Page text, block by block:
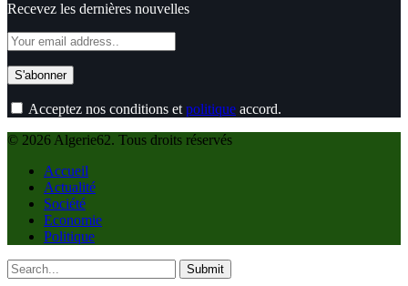
Recevez les dernières nouvelles
Acceptez nos conditions et politique accord.
© 2026 Algerie62. Tous droits réservés
Accueil
Actualité
Société
Economie
Politique
Submit